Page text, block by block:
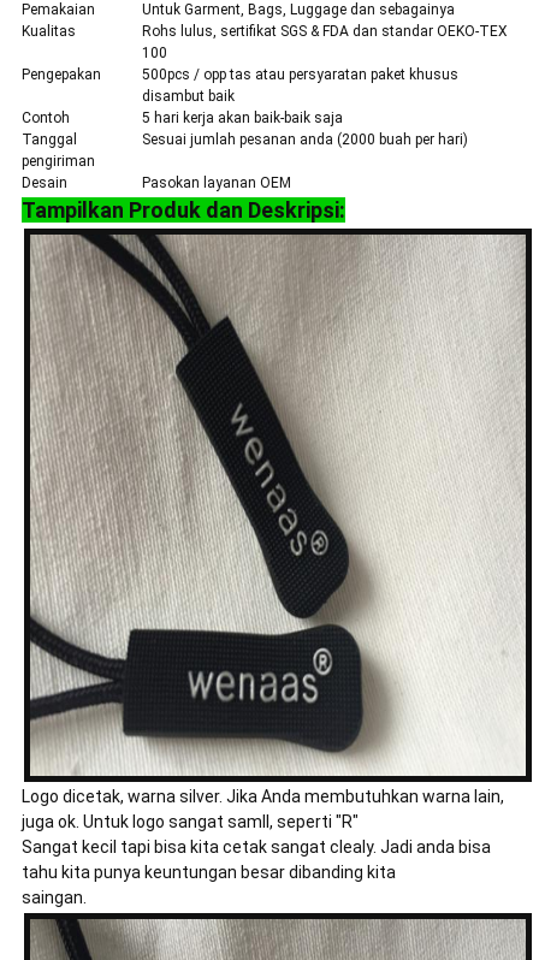
Pemakaian
Untuk Garment, Bags, Luggage dan sebagainya
Kualitas
Rohs lulus, sertifikat SGS & FDA dan standar OEKO-TEX
100
Pengepakan
500pcs / opp tas atau persyaratan paket khusus
disambut baik
Contoh
5 hari kerja akan baik-baik saja
Tanggal
pengiriman
Sesuai jumlah pesanan anda (2000 buah per hari)
Desain Pasokan layanan OEM
Tampilkan Produk dan Deskripsi:
Logo dicetak, warna silver. Jika Anda membutuhkan warna lain,
juga ok. Untuk logo sangat samll, seperti "R"
Sangat kecil tapi bisa kita cetak sangat clealy. Jadi anda bisa
tahu kita punya keuntungan besar dibanding kita
saingan.